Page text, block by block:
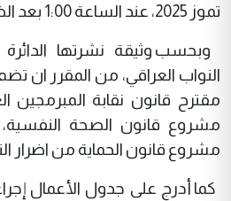
تموز 2025، عند الساعة 1:00 بعد الظهر.
وبحسب وثيقة نشرتها
النواب العراقي، من المقرر ان
مقترح قانون نقابة المبرمجين
مشروع قانون الصحة
مشروع قانون الحماية من اضرار
كما أدرج على جدول الأعمال